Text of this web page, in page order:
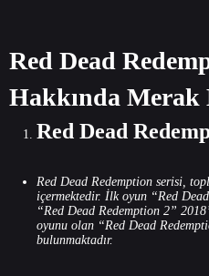
Red Dead
Hakkında Merak
Red Dead
Red Dead Redemption serisi,
içermektedir. İlk oyun “Red
“Red Dead Redemption 2”
oyunu olan “Red Dead
bulunmaktadır.